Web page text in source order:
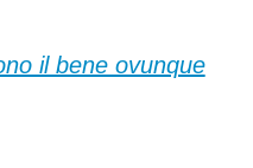
il bene ovunque